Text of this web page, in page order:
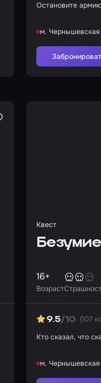
Остановите
м. Чернышевская
Квест
Возраст
16+
9.5/10 (107
Кто сказал, что
м. Чернышевская